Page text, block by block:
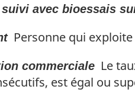
avec bioessais
Personne qui exploite
commerciale Le
est égal ou